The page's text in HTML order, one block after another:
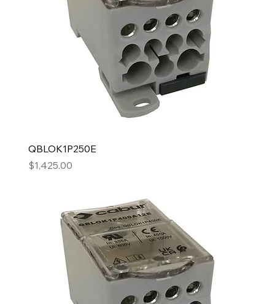
QBLOK1P250E
Precio
$1,425.00